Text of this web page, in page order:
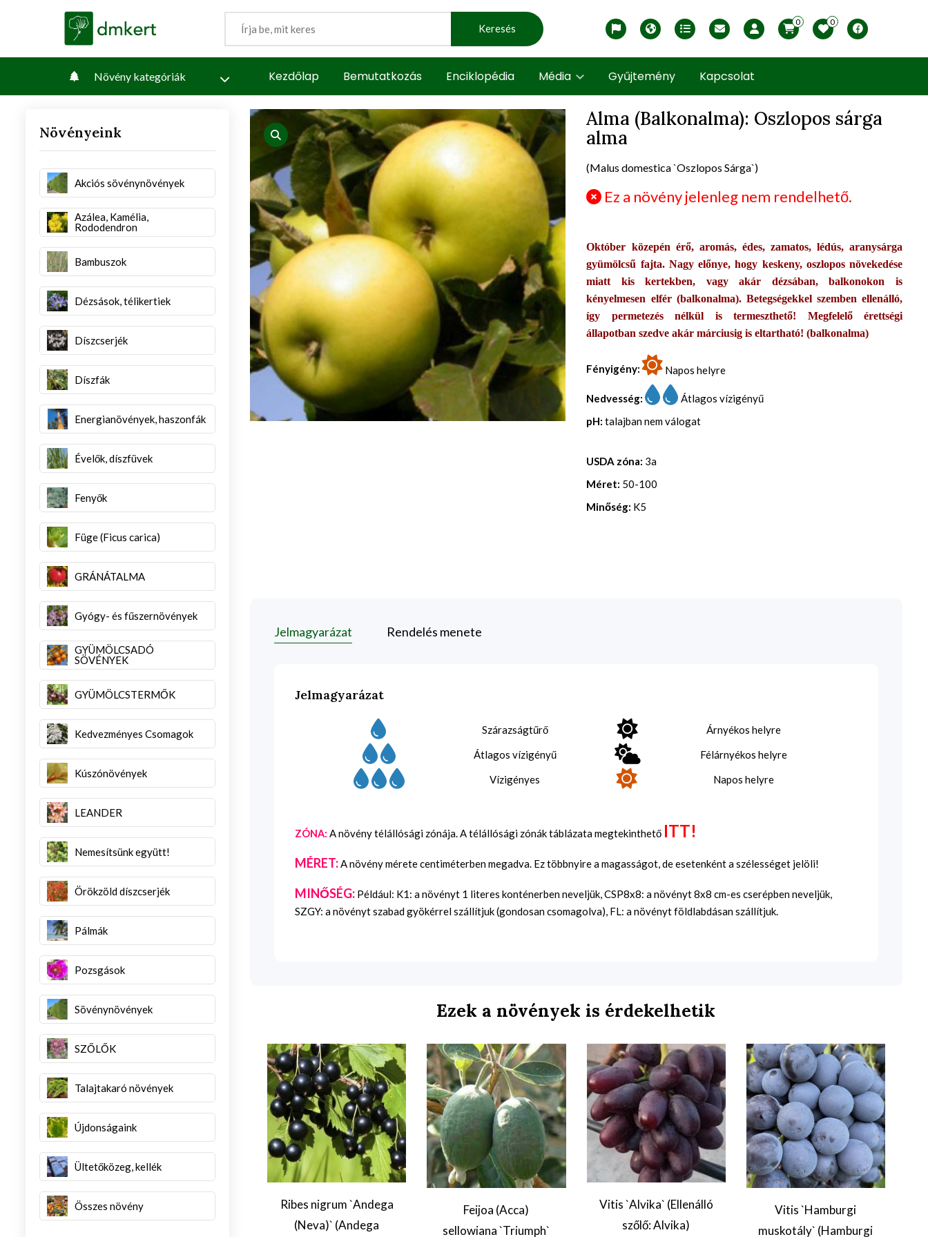
Keresés
English versionTélállósági zónák
Nyomtatható ABC árjegyzék
Profilom
0 0
Facebook
Növény kategóriák Kezdőlap Bemutatkozás Enciklopédia Média Gyűjtemény Kapcsolat
Növényeink
Akciós sövénynövények
Azálea, Kamélia,
Rododendron
Bambuszok
Dézsások, télikertiek
Díszcserjék
Díszfák
Energianövények, haszonfák
Évelők, díszfüvek
Fenyők
Füge (Ficus carica)
GRÁNÁTALMA
Gyógy- és fűszernövények
GYÜMÖLCSADÓ
SÖVÉNYEK
GYÜMÖLCSTERMŐK
Kedvezményes Csomagok
Kúszónövények
LEANDER
Nemesítsünk együtt!
Örökzöld díszcserjék
Pálmák
Pozsgások
Sövénynövények
SZŐLŐK
Talajtakaró növények
Újdonságaink
Ültetőközeg, kellék
Összes növény
product view
Alma (Balkonalma): Oszlopos sárga
alma
(Malus domestica `Oszlopos Sárga`)
Ez a növény jelenleg nem rendelhető.
Október közepén érő, aromás, édes, zamatos, lédús, aranysárga
gyümölcsű fajta. Nagy előnye, hogy keskeny, oszlopos növekedése
miatt kis kertekben, vagy akár dézsában, balkonokon is
kényelmesen elfér (balkonalma). Betegségekkel szemben ellenálló,
így permetezés nélkül is termeszthető! Megfelelő érettségi
állapotban szedve akár márciusig is eltartható! (balkonalma)
Fényigény: Napos helyre
Nedvesség:
Átlagos vízigényű
pH: talajban nem válogat
USDA zóna: 3a
Méret: 50-100
Minőség: K5
Jelmagyarázat Rendelés menete
Jelmagyarázat
Szárazságtűrő
Árnyékos helyre
Átlagos vízigényű
Félárnyékos helyre
Vízigényes
Napos helyre
ZÓNA:A növény télállósági zónája. A télállósági zónák táblázata megtekinthető ITT!
MÉRET:A növény mérete centiméterben megadva. Ez többnyire a magasságot, de esetenként a szélességet jelöli!
MINŐSÉG: Például: K1: a növényt 1 literes konténerben neveljük, CSP8x8: a növényt 8x8 cm-es cserépben neveljük,
SZGY: a növényt szabad gyökérrel szállítjuk (gondosan csomagolva), FL: a növényt földlabdásan szállítjuk.
Ezek a növények is érdekelhetik
granatum
(Kazake
Carya illinoiensis
Ribes nigrum `Andega
(Neva)` (Andega
Feijoa (Acca)
sellowiana `Triumph`
Vitis `Alvika` (Ellenálló
szőlő: Alvika)
Vitis `Hamburgi
muskotály` (Hamburgi